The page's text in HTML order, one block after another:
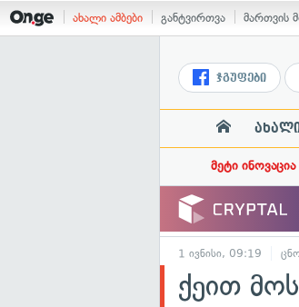
ახალი ამბები განტვირთვა მართვის
ჯგუფები
მეტი ინოვაცია
1 ივნისი, 09:19
ქეით